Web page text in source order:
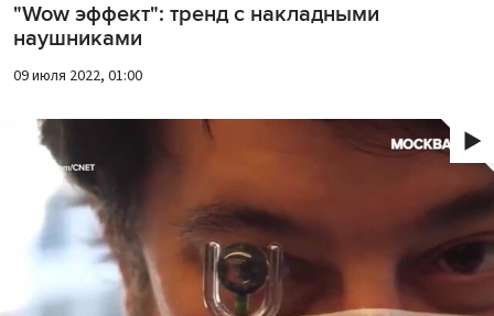
"Wow эффект": тренд с накладными
наушниками
09 июля 2022, 01:00